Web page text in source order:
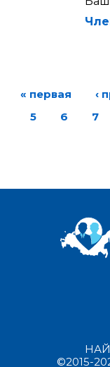
« первая ‹
5
6 7
©2015-